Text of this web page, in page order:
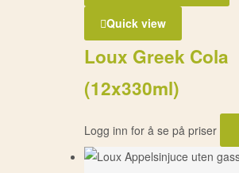
Quick view
Loux Greek Cola
(12x330ml)
Logg inn for å se på priser